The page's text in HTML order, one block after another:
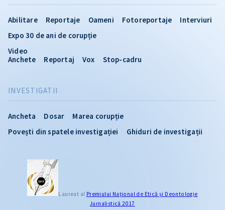
INVESTIGATII
Ancheta Dosar
Marea corupție
Povești din spatele investigației
Ghiduri de investigații
Abilitare Reportaje Oameni Fotoreportaje
Interviuri
Expo 30 de ani de corupție
Video
Anchete
Reportaj Vox Stop-cadru
Laureat al Premiului Naţional de Etică și Deontologie
Jurnalistică 2017